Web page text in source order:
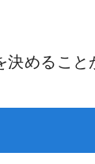
めること